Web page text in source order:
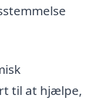
til at hjælpe,